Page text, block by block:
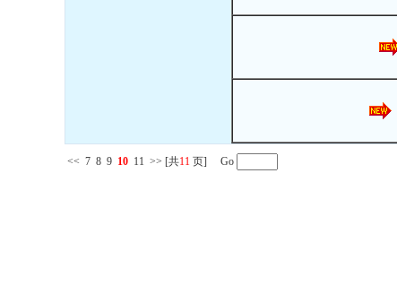
<< 7 8 9 10 11 >> [共11 页] Go